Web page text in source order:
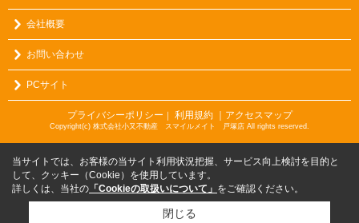
会社概要
お問い合わせ
PCサイト
プライバシーポリシー ｜ 利用規約 ｜アクセスマップ
Copyright(c) 株式会社小又不動産 スマイルメイト 戸塚店 All rights reserved.
当サイトでは、お客様の当サイト利用状況把握、サービス向上検討を目的と
して、クッキー（Cookie）を使用しています。
詳しくは、当社の 「Cookieの取扱いについて」 をご確認ください。
閉じる